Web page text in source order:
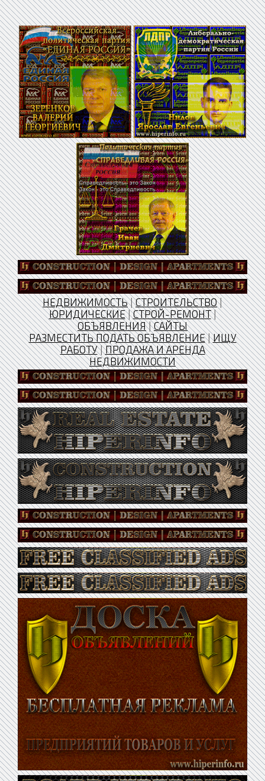
НЕДВИЖИМОСТЬ|СТРОИТЕЛЬСТВО|
ЮРИДИЧЕСКИЕ|СТРОЙ-РЕМОНТ|
ОБЪЯВЛЕНИЯ|САЙТЫ
РАЗМЕСТИТЬ ПОДАТЬ ОБЪЯВЛЕНИЕ|ИЩУ
РАБОТУ|ПРОДАЖА И АРЕНДА
НЕДВИЖИМОСТИ